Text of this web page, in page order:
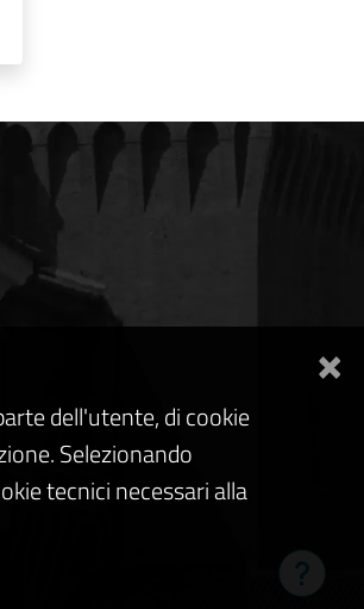
×
dell'utente, di cookie
Selezionando
tecnici necessari alla
Hai